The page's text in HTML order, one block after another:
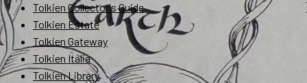
Tolkien Collector's Guide
Tolkien Estate
Tolkien Gateway
Tolkien Italia
Tolkien Library